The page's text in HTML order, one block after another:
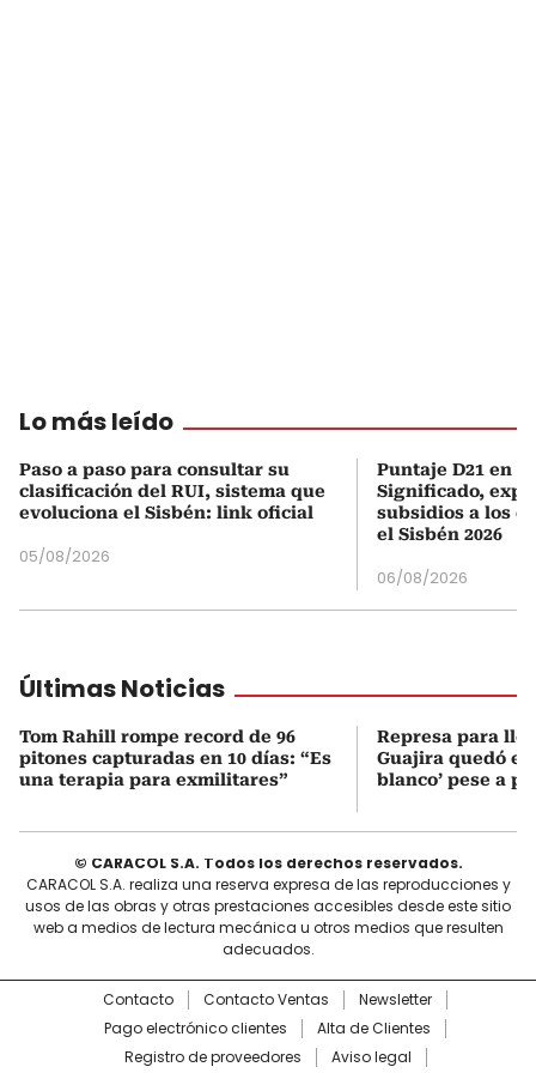
Lo más leído
Paso a paso para consultar su
clasificación del RUI, sistema que
evoluciona el Sisbén: link oficial
05/08/2026
Puntaje D21 en
Significado,
subsidios a los
el Sisbén 2026
06/08/2026
Últimas Noticias
Tom Rahill rompe record de 96
pitones capturadas en 10 días: “Es
una terapia para exmilitares”
Represa para
Guajira quedó en
blanco’ pese a
© CARACOL S.A. Todos los derechos reservados.
CARACOL S.A. realiza una reserva expresa de las reproducciones y
usos de las obras y otras prestaciones accesibles desde este sitio
web a medios de lectura mecánica u otros medios que resulten
adecuados.
Contacto Contacto Ventas
Newsletter
Pago electrónico clientes
Alta de Clientes
Registro de proveedores
Aviso legal